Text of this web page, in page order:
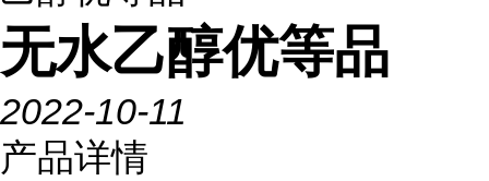
无水乙醇优等品
2022-10-11
产品详情